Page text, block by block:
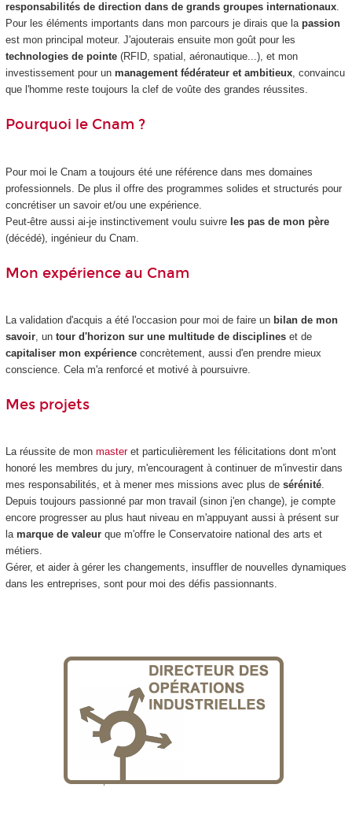
responsabilités de direction dans de grands groupes internationaux.
Pour les éléments importants dans mon parcours je dirais que la passion
est mon principal moteur. J'ajouterais ensuite mon goût pour les
technologies de pointe(RFID, spatial, aéronautique...), et mon
investissement pour un management fédérateur et ambitieux, convaincu
que l'homme reste toujours la clef de voûte des grandes réussites.
Pourquoi le Cnam ?
Pour moi le Cnam a toujours été une référence dans mes domaines
professionnels. De plus il offre des programmes solides et structurés pour
concrétiser un savoir et/ou une expérience.
Peut-être aussi ai-je instinctivement voulu suivre les pas de mon père
(décédé), ingénieur du Cnam.
Mon expérience au Cnam
La validation d'acquis a été l'occasion pour moi de faire unbilan de mon
savoir, un tour d'horizon sur une multitude de disciplineset de
capitaliser mon expérienceconcrètement, aussi d'en prendre mieux
conscience. Cela m'a renforcé et motivé à poursuivre.
Mes projets
La réussite de mon masteret particulièrement les félicitations dont m'ont
honoré les membres du jury, m'encouragent à continuer de m'investir dans
mes responsabilités, et à mener mes missions avec plus de sérénité.
Depuis toujours passionné par mon travail (sinon j'en change), je compte
encore progresser au plus haut niveau en m'appuyant aussi à présent sur
la marque de valeurque m'offre le Conservatoire national des arts et
métiers.
Gérer, et aider à gérer les changements, insuffler de nouvelles dynamiques
dans les entreprises, sont pour moi des défis passionnants.